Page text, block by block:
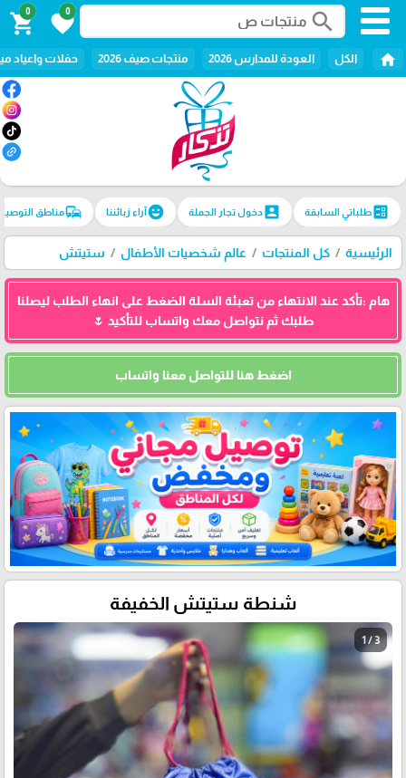
search
0
favorite
0
shopping_cart
home الكل العودة للمدارس 2026 منتجات صيف 2026 حفلات واعياد
ballotطلباتي السابقة account_boxدخول تجار الجملة emoji_emotionsآراء زبائننا commuteمناطق
الرئيسية كل المنتجات عالم شخصيات الأطفال ستيتش
هام :تأكد عند الانتهاء من تعبئة السلة الضغط على انهاء الطلب ليصلنا
طلبك ثم نتواصل معك واتساب للتأكيد 🌷
اضغط هنا للتواصل معنا واتساب
شنطة ستيتش الخفيفة
1 / 3